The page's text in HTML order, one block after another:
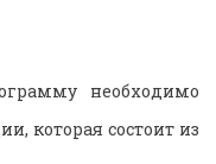
необходимо
которая состоит из